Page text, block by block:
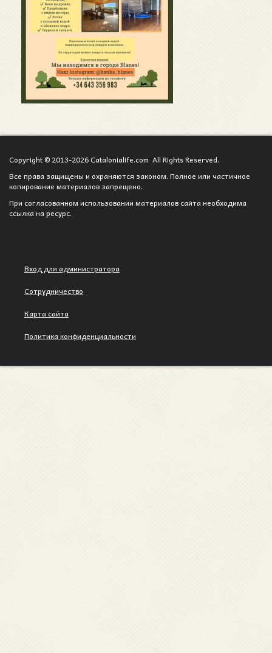
Copyright © 2013-2026 Catalonialife.com All Rights Reserved.
Все права защищены и охраняются законом. Полное или частичное
копирование материалов запрещено.
При согласованном использовании материалов сайта необходима
ссылка на ресурс.
Вход для администратора
Сотрудничество
Карта сайта
Политика конфиденциальности